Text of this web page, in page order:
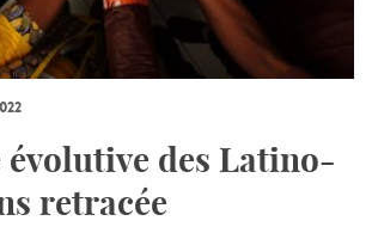
évolutive des Latino-
retracée